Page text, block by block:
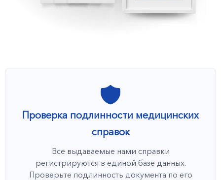
Проверка подлинности медицинских
справок
Все выдаваемые нами справки
регистрируются в единой базе данных.
Проверьте подлинность документа по его